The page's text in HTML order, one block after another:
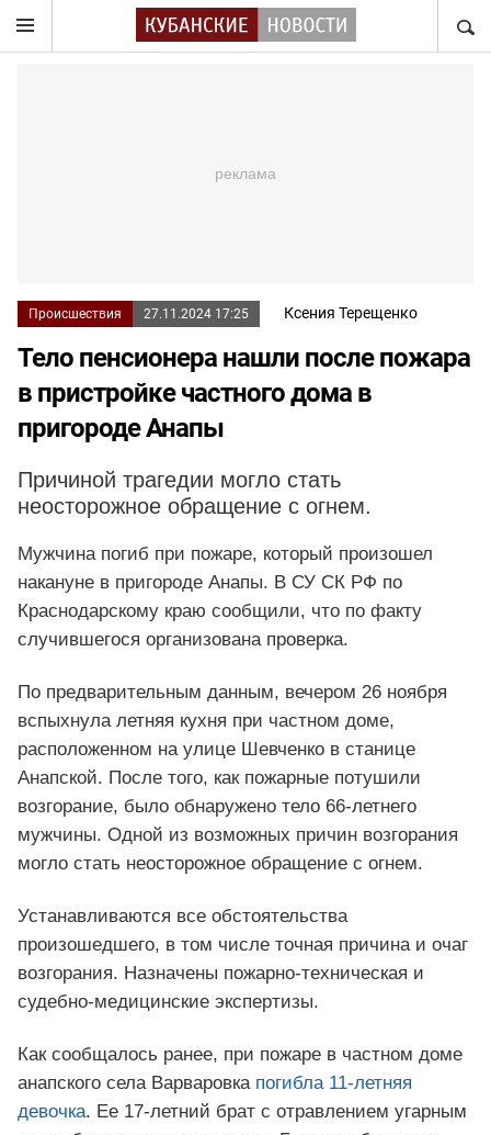
Происшествия 27.11.2024 17:25 Ксения Терещенко
Тело пенсионера нашли после пожара
в пристройке частного дома в
пригороде Анапы
Причиной трагедии могло стать
неосторожное обращение с огнем.
Мужчина погиб при пожаре, который произошел
накануне в пригороде Анапы. В СУ СК РФ по
Краснодарскому краю сообщили, что по факту
случившегося организована проверка.
По предварительным данным, вечером 26 ноября
вспыхнула летняя кухня при частном доме,
расположенном на улице Шевченко в станице
Анапской. После того, как пожарные потушили
возгорание, было обнаружено тело 66-летнего
мужчины. Одной из возможных причин возгорания
могло стать неосторожное обращение с огнем.
Устанавливаются все обстоятельства
произошедшего, в том числе точная причина и очаг
возгорания. Назначены пожарно-техническая и
судебно-медицинские экспертизы.
Как сообщалось ранее, при пожаре в частном доме
анапского села Варваровка погибла 11-летняя
девочка. Ее 17-летний брат с отравлением угарным